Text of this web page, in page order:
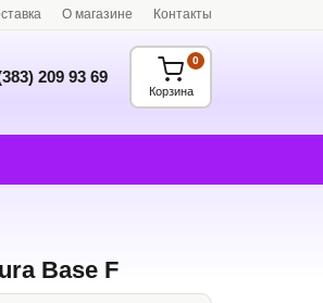
О магазине Контакты
209 93 69
Корзина
0
Base F